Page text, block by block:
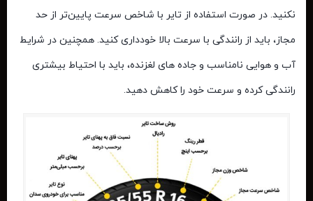
نکنید. در صورت استفاده از تایر با شاخص سرعت پایین‌تر از حد
مجاز، باید از رانندگی با سرعت بالا خودداری کنید. همچنین در شرایط
آب ‌و هوایی نامناسب و جاده ‌های لغزنده، باید با احتیاط بیشتری
رانندگی کرده و سرعت خود را کاهش دهید.